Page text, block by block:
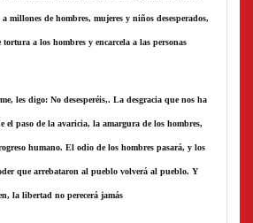
millones de hombres, mujeres y niños desesperados,
a los hombres y encarcela a las personas
les digo: No desesperéis,. La desgracia que nos ha
el paso de la avaricia, la amargura de los hombres,
humano. El odio de los hombres pasará, y los
que arrebataron al pueblo volverá al pueblo. Y
la libertad no perecerá jamás